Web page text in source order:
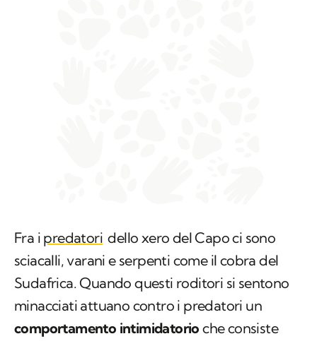
Fra i predatori dello xero del Capo ci sono
sciacalli, varani e serpenti come il cobra del
Sudafrica. Quando questi roditori si sentono
minacciati attuano contro i predatori un
comportamento intimidatorio che consiste